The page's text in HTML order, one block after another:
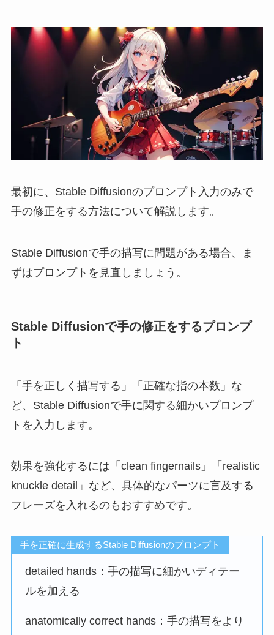
最初に、Stable Diffusionのプロンプト入力のみで
手の修正をする方法について解説します。
Stable Diffusionで手の描写に問題がある場合、ま
ずはプロンプトを見直しましょう。
Stable Diffusionで手の修正をするプロンプ
ト
「手を正しく描写する」「正確な指の本数」な
ど、Stable Diffusionで手に関する細かいプロンプ
トを入力します。
効果を強化するには「clean fingernails」「realistic
knuckle detail」など、具体的なパーツに言及する
フレーズを入れるのもおすすめです。
手を正確に生成するStable Diffusionのプロンプト
detailed hands：手の描写に細かいディテー
ルを加える
anatomically correct hands：手の描写をより